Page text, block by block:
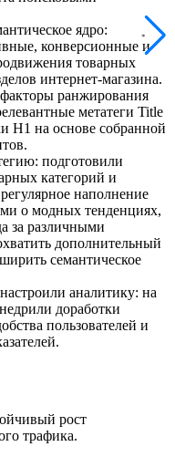
ядро:
конверсионные и
товарных
интернет-магазина.
ранжирования
метатеги Title
H1 на основе собранной
подготовили
категорий и
наполнение
о модных тенденциях,
за различными
дополнительный
семантическое
аналитику: на
доработки
пользователей и
рост
трафика.